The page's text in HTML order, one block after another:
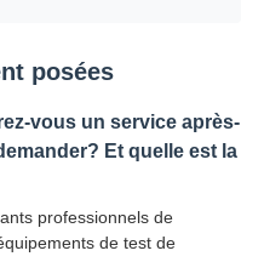
posées
vous un service après-
Et quelle est la
professionnels de
de test de